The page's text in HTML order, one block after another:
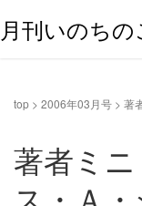
月刊いのち
top > 2006年03月号 > 著
著者ミ
ス・Ａ